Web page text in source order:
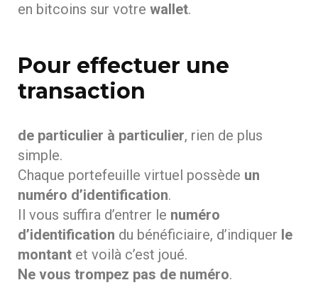
en bitcoins sur votre wallet.
Pour effectuer une
transaction
de particulier à particulier, rien de plus
simple.
Chaque portefeuille virtuel possède un
numéro d’identification.
Il vous suffira d’entrer le numéro
d’identification du bénéficiaire, d’indiquer le
montant et voilà c’est joué.
Ne vous trompez pas de numéro.